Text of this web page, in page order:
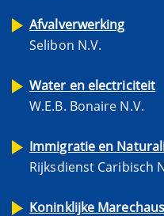
Afvalverwerking
Selibon N.V.
Water en electriciteit
W.E.B. Bonaire N.V.
Immigratie en
Rijksdienst Caribisch
Koninklijke